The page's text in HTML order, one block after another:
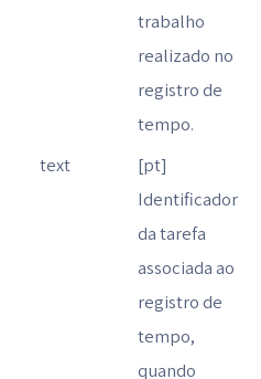
trabalho
realizado no
registro de
tempo.
text
[pt]
Identificador
da tarefa
associada ao
registro de
tempo,
quando